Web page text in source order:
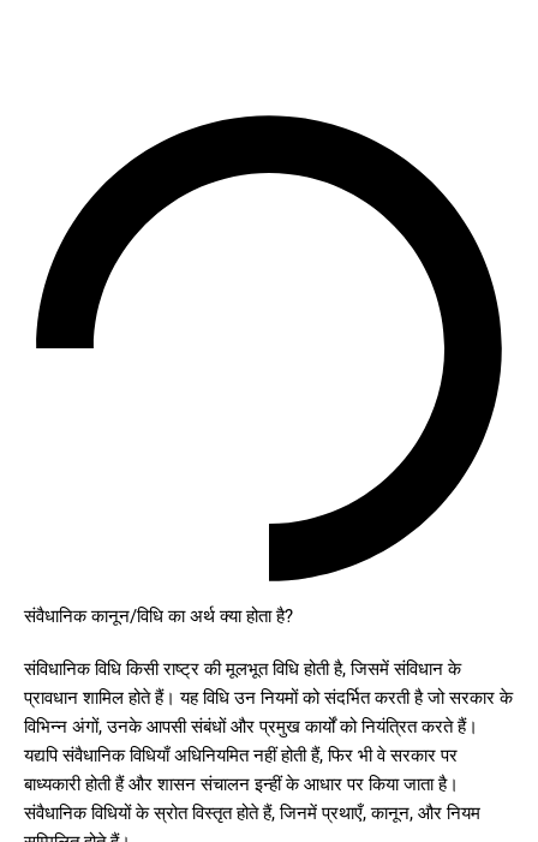
संवैधानिक कानून/विधि का अर्थ क्या होता है?
संविधानिक विधि किसी राष्ट्र की मूलभूत विधि होती है, जिसमें संविधान के
प्रावधान शामिल होते हैं। यह विधि उन नियमों को संदर्भित करती है जो सरकार के
विभिन्न अंगों, उनके आपसी संबंधों और प्रमुख कार्यों को नियंत्रित करते हैं।
यद्यपि संवैधानिक विधियाँ अधिनियमित नहीं होती हैं, फिर भी वे सरकार पर
बाध्यकारी होती हैं और शासन संचालन इन्हीं के आधार पर किया जाता है।
संवैधानिक विधियों के स्रोत विस्तृत होते हैं, जिनमें प्रथाएँ, कानून, और नियम